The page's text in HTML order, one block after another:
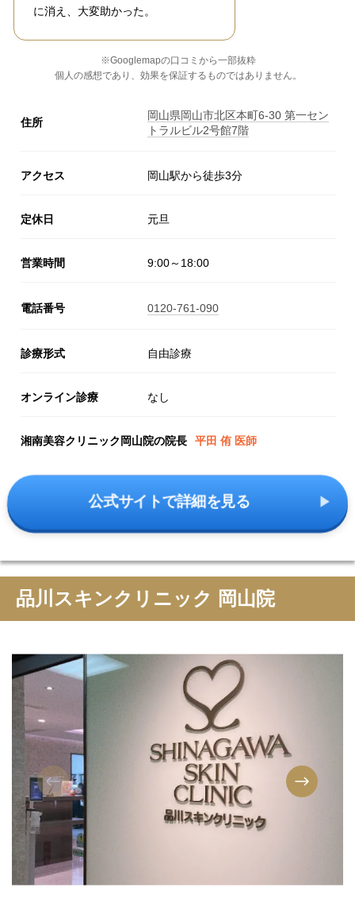
に消え、大変助かった。
※Googlemapの口コミから一部抜粋
個人の感想であり、効果を保証するものではありません。
住所
岡山県岡山市北区本町6-30 第一セン
トラルビル2号館7階
アクセス 岡山駅から徒歩3分
定休日 元旦
営業時間 9:00～18:00
電話番号 0120-761-090
診療形式 自由診療
オンライン診療 なし
湘南美容クリニック岡山院の院長 平田 侑 医師
公式サイトで詳細を見る
品川スキンクリニック 岡山院